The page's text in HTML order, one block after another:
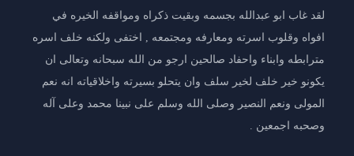
لقد غاب ابو عبدالله بجسمه وبقيت ذكراه ومواقفه الخيره في
افواه وقلوب اسرته ومعارفه ومجتمعه , اختفى ولكنه خلف اسره
مترابطه وابناء واحفاد صالحين ارجو من الله سبحانه وتعالى ان
يكونو خير خلف لخير سلف وان يتحلو بسيرته واخلاقياته انه نعم
المولى ونعم النصير وصلى الله وسلم على نبينا محمد وعلى آله
وصحبه اجمعين .